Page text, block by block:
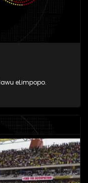
eLimpopo.